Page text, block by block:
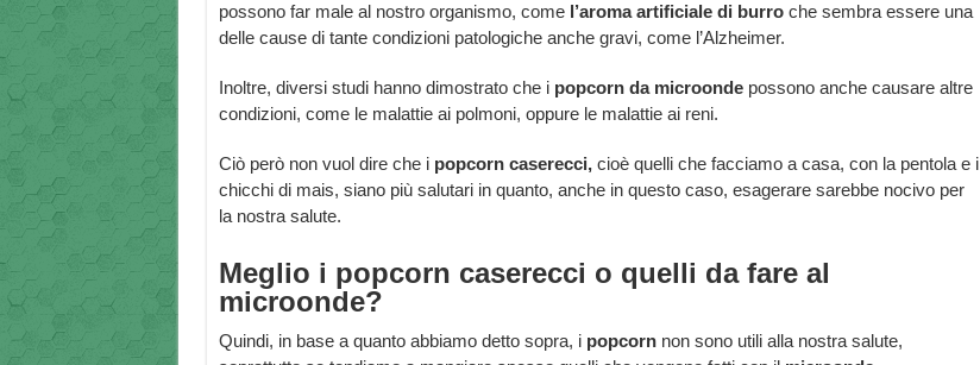
possono far male al nostro organismo, come l’aroma artificiale di burro che sembra essere una
delle cause di tante condizioni patologiche anche gravi, come l’Alzheimer.
Inoltre, diversi studi hanno dimostrato che i popcorn da microonde possono anche causare altre
condizioni, come le malattie ai polmoni, oppure le malattie ai reni.
Ciò però non vuol dire che i popcorn caserecci, cioè quelli che facciamo a casa, con la pentola e i
chicchi di mais, siano più salutari in quanto, anche in questo caso, esagerare sarebbe nocivo per
la nostra salute.
Meglio i popcorn caserecci o quelli da fare al
microonde?
Quindi, in base a quanto abbiamo detto sopra, i popcorn non sono utili alla nostra salute,